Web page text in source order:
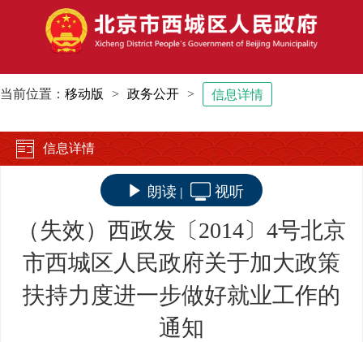
当前位置： 移动版 > 政务公开 > 信息详情
信息详情
朗读 | 视听
（失效）西政发〔2014〕4号北京
市西城区人民政府关于加大政策
扶持力度进一步做好就业工作的
通知